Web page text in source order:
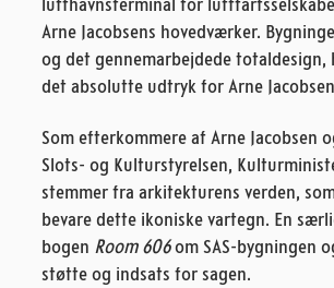
lufthavnsterminal for
Arne Jacobsens hovedværker.
og det gennemarbejdede
det absolutte udtryk for Arne
Som efterkommere af Arne Jacobsen
Slots- og Kulturstyrelsen,
stemmer fra arkitekturens verden,
bevare dette ikoniske vartegn. En
bogen Room 606om SAS-bygningen
støtte og indsats for sagen.